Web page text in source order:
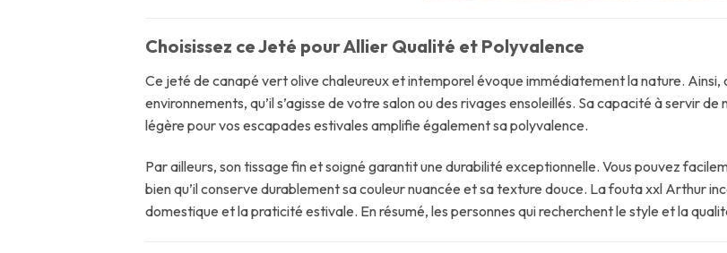
Choisissez ce Jeté pour Allier Qualité et Polyvalence
Ce jeté de canapé vert olive chaleureux et intemporel évoque immédiatement la nature.
environnements, qu’il s’agisse de votre salon ou des rivages ensoleillés. Sa capacité à servir
légère pour vos escapades estivales amplifie également sa polyvalence.
Par ailleurs, son tissage fin et soigné garantit une durabilité exceptionnelle. Vous pouvez
bien qu’il conserve durablement sa couleur nuancée et sa texture douce. La fouta xxl Arthur
domestique et la praticité estivale. En résumé, les personnes qui recherchent le style et la